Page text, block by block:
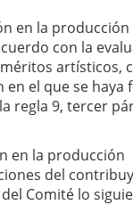
en la producción
con la
artísticos,
el que se haya
regla 9, tercer
en la producción
del
Comité lo